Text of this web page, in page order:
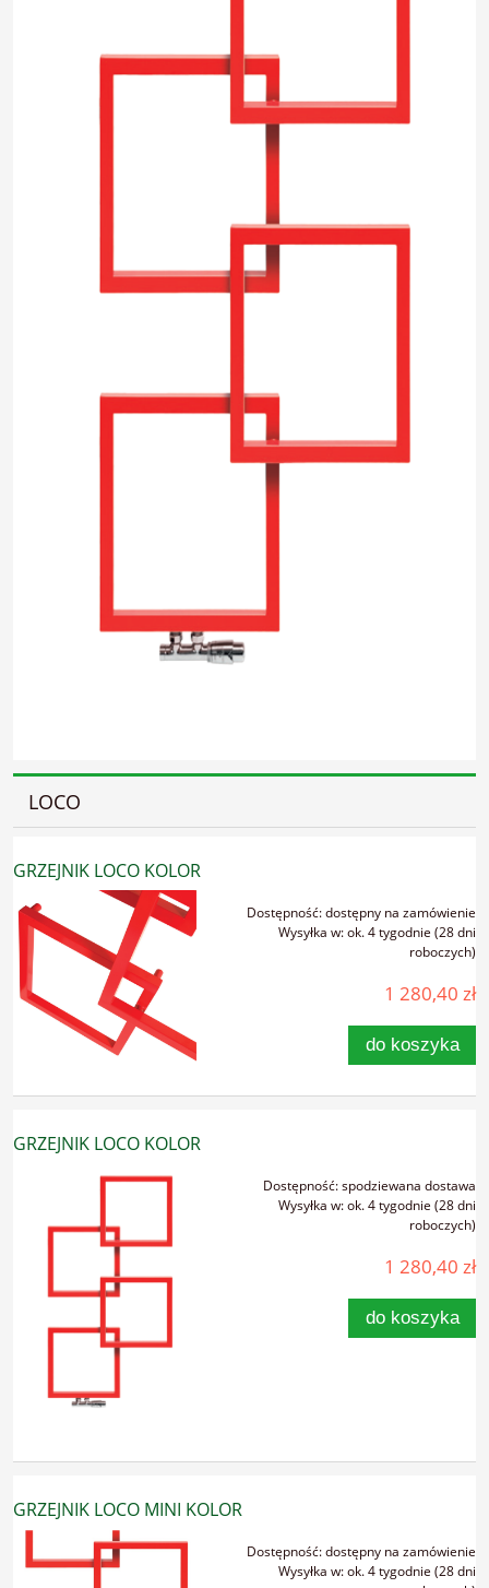
LOCO
GRZEJNIK LOCO KOLOR
Dostępność:dostępny na zamówienie
Wysyłka w:ok. 4 tygodnie (28 dni
roboczych)
1 280,40 zł
do koszyka
GRZEJNIK LOCO KOLOR
Dostępność:spodziewana dostawa
Wysyłka w:ok. 4 tygodnie (28 dni
roboczych)
1 280,40 zł
do koszyka
GRZEJNIK LOCO MINI KOLOR
Dostępność:dostępny na zamówienie
Wysyłka w:ok. 4 tygodnie (28 dni